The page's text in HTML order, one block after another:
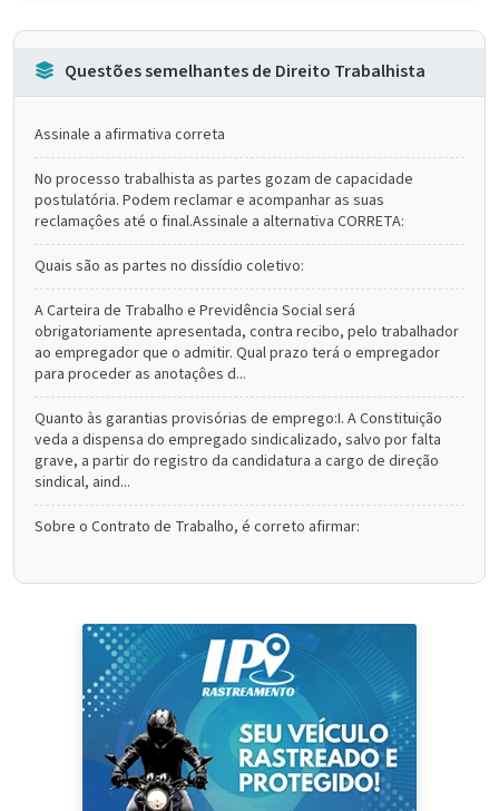
Questões semelhantes de Direito Trabalhista
Assinale a afirmativa correta
No processo trabalhista as partes gozam de capacidade
postulatória. Podem reclamar e acompanhar as suas
reclamaçôes até o final.Assinale a alternativa CORRETA:
Quais são as partes no dissídio coletivo:
A Carteira de Trabalho e Previdência Social será
obrigatoriamente apresentada, contra recibo, pelo trabalhador
ao empregador que o admitir. Qual prazo terá o empregador
para proceder as anotaçôes d...
Quanto às garantias provisórias de emprego:I. A Constituição
veda a dispensa do empregado sindicalizado, salvo por falta
grave, a partir do registro da candidatura a cargo de direção
sindical, aind...
Sobre o Contrato de Trabalho, é correto afirmar: